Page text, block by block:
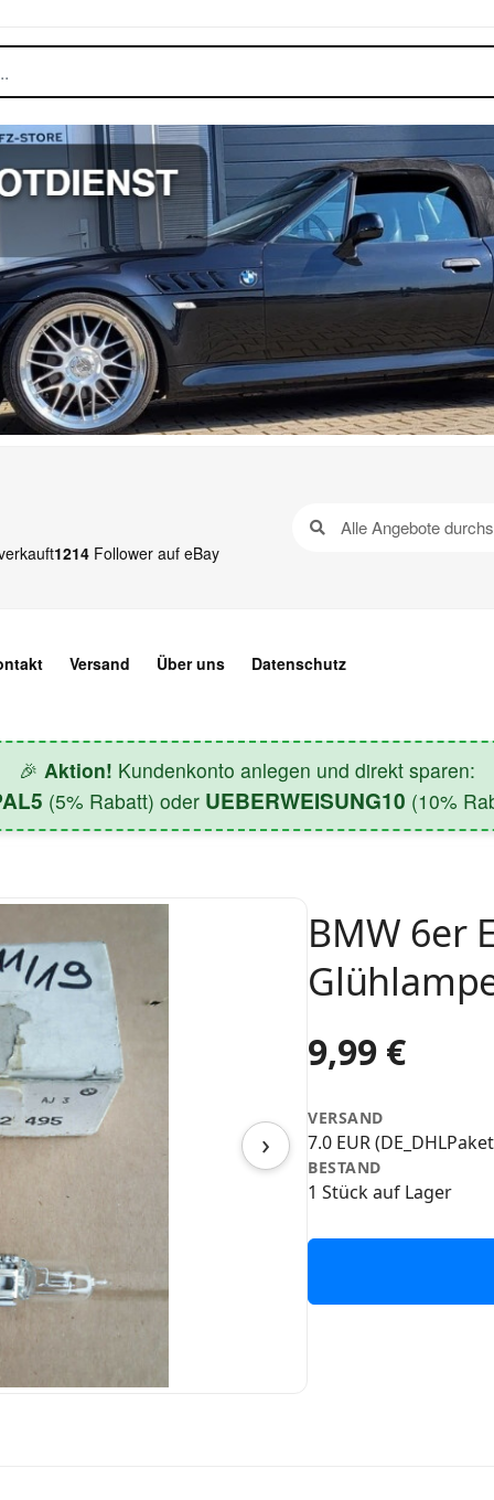
1214 Follower auf eBay
Versand Über uns Datenschutz
🎉 Aktion! Kundenkonto anlegen und direkt sparen:
(5% Rabatt) oder UEBERWEISUNG10 (10%
›
BMW 6er
9,99 €
VERSAND
7.0 EUR
BESTAND
1 Stück auf Lager